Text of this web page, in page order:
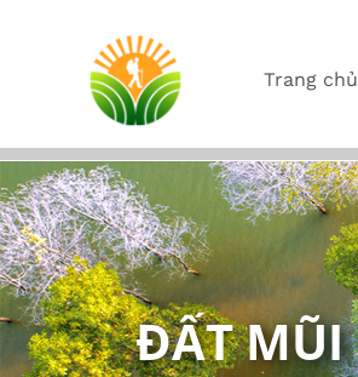
Trang chủ
ĐẤT MŨI